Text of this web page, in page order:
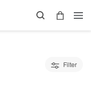
Filter